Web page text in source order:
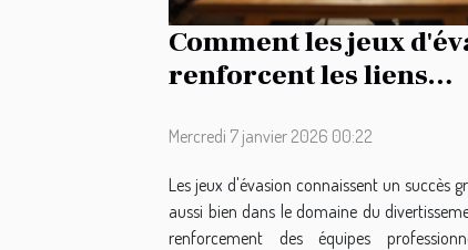
Comment les jeux
renforcent les liens
Mercredi 7 janvier 2026 00:22
Les jeux d'évasion connaissent un succès
aussi bien dans le domaine du
renforcement des équipes